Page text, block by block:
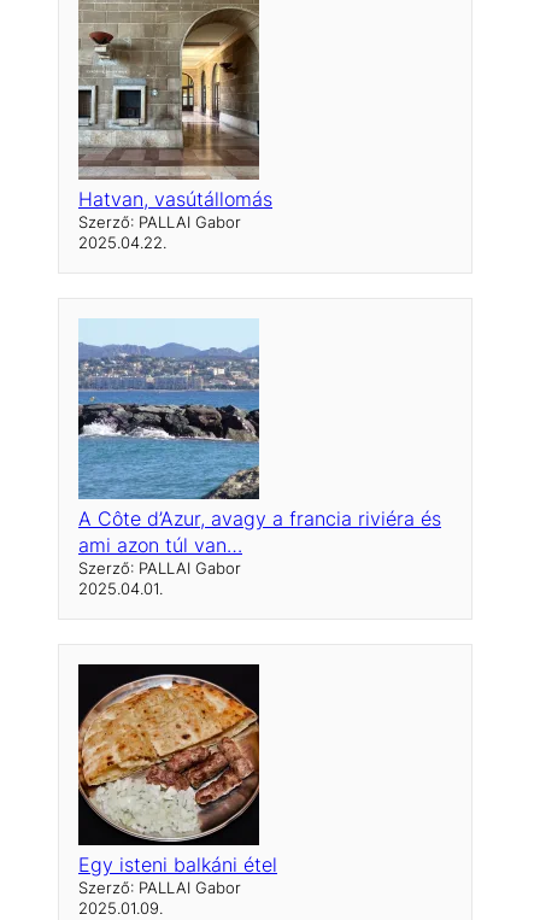
Hatvan, vasútállomás
Szerző: PALLAI Gabor
2025.04.22.
A Côte d’Azur, avagy a francia riviéra és
ami azon túl van…
Szerző: PALLAI Gabor
2025.04.01.
Egy isteni balkáni étel
Szerző: PALLAI Gabor
2025.01.09.